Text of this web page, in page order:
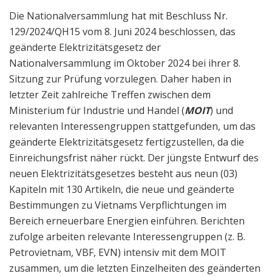
Die Nationalversammlung hat mit Beschluss Nr.
129/2024/QH15 vom 8. Juni 2024 beschlossen, das
geänderte Elektrizitätsgesetz der
Nationalversammlung im Oktober 2024 bei ihrer 8.
Sitzung zur Prüfung vorzulegen. Daher haben in
letzter Zeit zahlreiche Treffen zwischen dem
Ministerium für Industrie und Handel (MOIT) und
relevanten Interessengruppen stattgefunden, um das
geänderte Elektrizitätsgesetz fertigzustellen, da die
Einreichungsfrist näher rückt. Der jüngste Entwurf des
neuen Elektrizitätsgesetzes besteht aus neun (03)
Kapiteln mit 130 Artikeln, die neue und geänderte
Bestimmungen zu Vietnams Verpflichtungen im
Bereich erneuerbare Energien einführen. Berichten
zufolge arbeiten relevante Interessengruppen (z. B.
Petrovietnam, VBF, EVN) intensiv mit dem MOIT
zusammen, um die letzten Einzelheiten des geänderten